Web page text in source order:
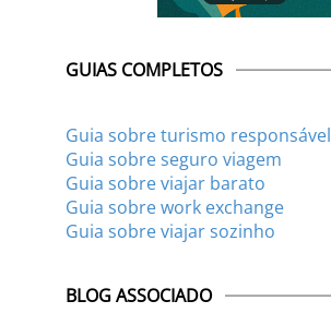
GUIAS COMPLETOS
Guia sobre turismo responsável
Guia sobre seguro viagem
Guia sobre viajar barato
Guia sobre work exchange
Guia sobre viajar sozinho
BLOG ASSOCIADO